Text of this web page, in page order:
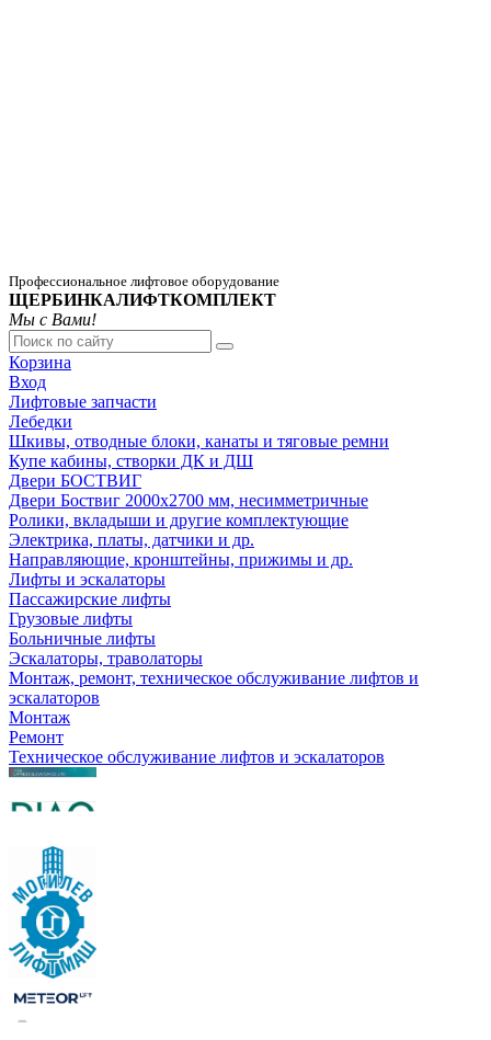
Профессиональное лифтовое оборудование
ЩЕРБИНКАЛИФТКОМПЛЕКТ
Мы с Вами!
Корзина
Вход
Лифтовые запчасти
Лебедки
Шкивы, отводные блоки, канаты и тяговые ремни
Купе кабины, створки ДК и ДШ
Двери БОСТВИГ
Двери Боствиг 2000х2700 мм, несимметричные
Ролики, вкладыши и другие комплектующие
Электрика, платы, датчики и др.
Направляющие, кронштейны, прижимы и др.
Лифты и эскалаторы
Пассажирские лифты
Грузовые лифты
Больничные лифты
Эскалаторы, траволаторы
Монтаж, ремонт, техническое обслуживание лифтов и
эскалаторов
Монтаж
Ремонт
Техническое обслуживание лифтов и эскалаторов